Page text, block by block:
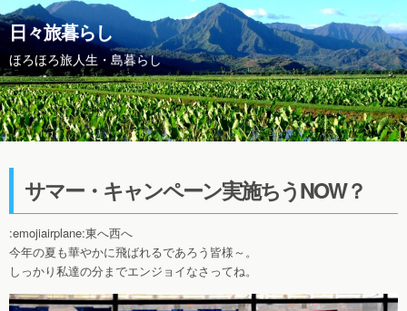
日々旅暮らし
ほろほろ旅人生・島暮らし
サマー・キャンペーン実施ちうNOW？
:emojiairplane:東へ西へ
今年の夏も華やかに飛ばれるであろう皆様～。
しっかり私達の分までエンジョイなさってね。